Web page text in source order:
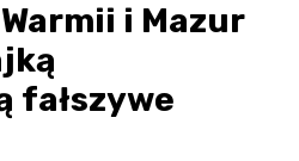
i Mazur
fałszywe